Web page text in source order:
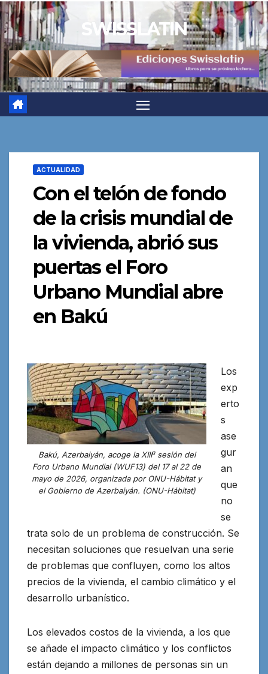
Saltar
al
contenido
SWISSLATIN
ACTUALIDAD
Con el telón de fondo
de la crisis mundial de
la vivienda, abrió sus
puertas el Foro
Urbano Mundial abre
en Bakú
Bakú, Azerbaiyán, acoge la XIIIasesión del
Foro Urbano Mundial (WUF13) del 17 al 22 de
mayo de 2026, organizada por ONU-Hábitat y
el Gobierno de Azerbaiyán. (ONU-Hábitat)
Los
exp
erto
s
ase
gur
an
que
no
se
trata solo de un problema de construcción. Se
necesitan soluciones que resuelvan una serie
de problemas que confluyen, como los altos
precios de la vivienda, el cambio climático y el
desarrollo urbanístico.
Los elevados costos de la vivienda, a los que
se añade el impacto climático y los conflictos
están dejando a millones de personas sin un